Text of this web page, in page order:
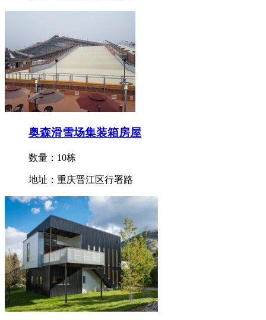
奥森滑雪场集装箱房屋
数量：10栋
地址：重庆晋江区行署路